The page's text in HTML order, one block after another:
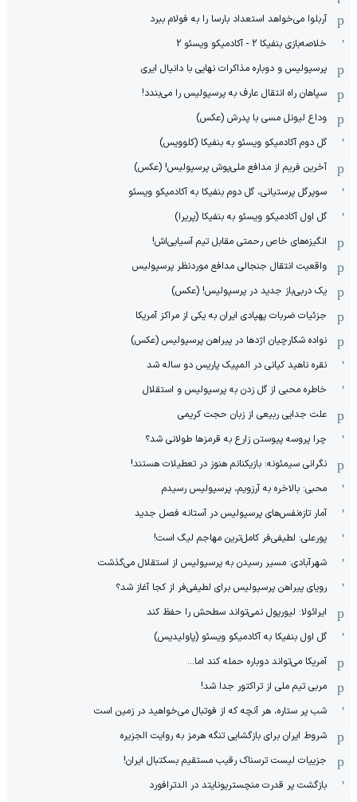
آربلوا می‌خواهد استعداد بارسا را به فولام ببرد
خلاصه‌بازی بنفیکا 2 - آکادمیکو ویسئو 2
پرسپولیس و دوباره مذاکرات نهایی با دانیال ایری
سپاهان راه انتقال عارف به پرسپولیس را می‌بندد!
وداع لیونل مسی با پدرش (عکس)
گل دوم آکادمیکو ویسئو به بنفیکا (کلوویس)
آخرین فریم از مدافع ملی‌پوش پرسپولیس! (عکس)
سوپرگل پرستیانی، گل دوم بنفیکا به آکادمیکو ویسئو
گل اول آکادمیکو ویسئو به بنفیکا (پریرا)
انگیزه‌های خاص رحمتی مقابل تیم‌ آسیایی‌اش!
واقعیت انتقال جنجالی مدافع موردنظر پرسپولیس
یک دربی‌باز جدید در پرسپولیس! (عکس)
جزئیات ضربات پهپادی ایران به یکی از مراکز آمریکا
نواده شکارچیان اژدها در پیراهن پرسپولیس (عکس)
نقره ناهید کیانی در المپیک پاریس دو ساله شد
خاطره محبی از گل زدن به پرسپولیس و استقلال
علت جدایی ربیعی از زبان حجت کریمی
چرا پروسه پیوستن زارع به قرمزها طولانی شد؟
نگرانی سیمئونه: بازیکنانم هنوز در تعطیلات هستند!
محبی: بالاخره به آرزویم، پرسپولیس رسیدم
آمار تازه‌نفس‌های پرسپولیس در آستانه فصل جدید
پورعلی: لطیفی‌فر کامل‌ترین مهاجم لیگ است!
شهرآبادی: مسیر رسیدن به پرسپولیس از استقلال می‌گذشت
رویای پیراهن پرسپولیس برای لطیفی‌فر از کجا آغاز شد؟
ایرائولا: لیورپول نمی‌تواند سطحش را حفظ کند
گل اول بنفیکا به آکادمیکو ویسئو (پاولیدیس)
آمریکا می‌تواند دوباره حمله کند اما...
مربی تیم ملی از تراکتور جدا شد!
شب پر ستاره، هر آنچه که از فوتبال می‌خواهید در زمین است
شروط ایران برای بازگشایی تنگه هرمز به روایت الجزیره
جزییات لیست ترسناک رقیب مستقیم بسکتبال ایران!
بازگشت پر قدرت منچستریونایتد در الدترافورد